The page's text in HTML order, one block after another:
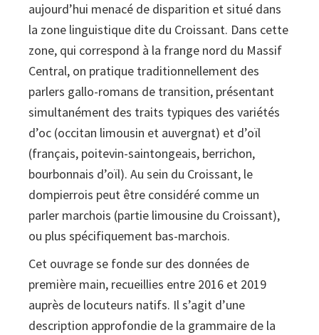
aujourd’hui menacé de disparition et situé dans
la zone linguistique dite du Croissant. Dans cette
zone, qui correspond à la frange nord du Massif
Central, on pratique traditionnellement des
parlers gallo-romans de transition, présentant
simultanément des traits typiques des variétés
d’oc (occitan limousin et auvergnat) et d’oïl
(français, poitevin-saintongeais, berrichon,
bourbonnais d’oïl). Au sein du Croissant, le
dompierrois peut être considéré comme un
parler marchois (partie limousine du Croissant),
ou plus spécifiquement bas-marchois.
Cet ouvrage se fonde sur des données de
première main, recueillies entre 2016 et 2019
auprès de locuteurs natifs. Il s’agit d’une
description approfondie de la grammaire de la